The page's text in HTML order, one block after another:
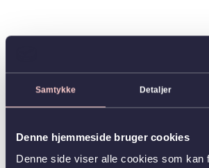
Samtykke Detaljer
Denne hjemmeside bruger cookies
Denne side viser alle cookies som kan